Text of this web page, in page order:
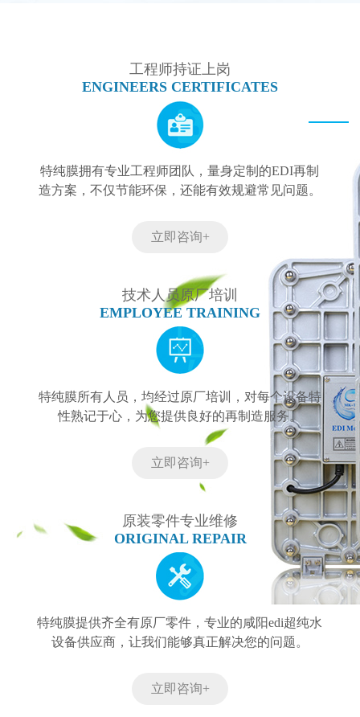
工程师持证上岗
ENGINEERS CERTIFICATES
特纯膜拥有专业工程师团队，量身定制的EDI再制
造方案，不仅节能环保，还能有效规避常见问题。
立即咨询+
技术人员原厂培训
EMPLOYEE TRAINING
特纯膜所有人员，均经过原厂培训，对每个设备特
性熟记于心，为您提供良好的再制造服务。
立即咨询+
原装零件专业维修
ORIGINAL REPAIR
特纯膜提供齐全有原厂零件，专业的咸阳edi超纯水
设备供应商，让我们能够真正解决您的问题。
立即咨询+